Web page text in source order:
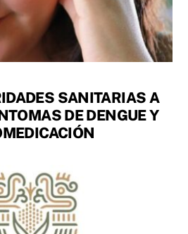
SANITARIAS A
DE DENGUE Y